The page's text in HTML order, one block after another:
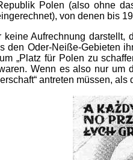
Polen (also ohne
von denen bis
keine Aufrechnung
den Oder-Neiße-Gebieten
„Platz für Polen zu
Wenn es also nur
antreten müssen,